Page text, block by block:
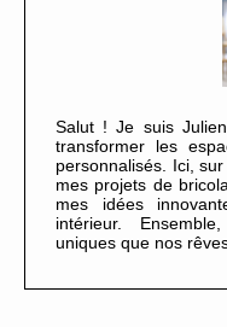
Salut ! Je suis
transformer les
personnalisés. Ici,
mes projets de
mes idées
intérieur.
uniques que nos